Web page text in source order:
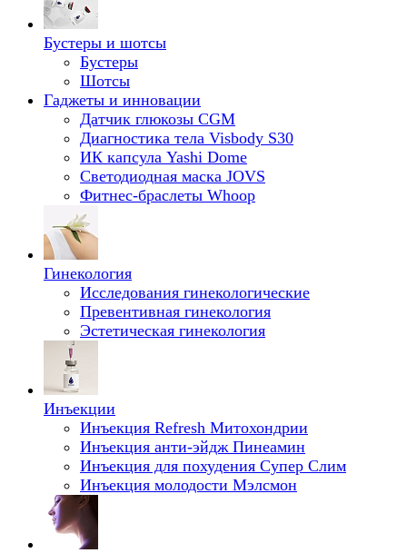
Бустеры и шотсы
Бустеры
Шотсы
Гаджеты и инновации
Датчик глюкозы CGM
Диагностика тела Visbody S30
ИК капсула Yashi Dome
Светодиодная маска JOVS
Фитнес-браслеты Whoop
Гинекология
Исследования гинекологические
Превентивная гинекология
Эстетическая гинекология
Инъекции
Инъекция Refresh Митохондрии
Инъекция анти-эйдж Пинеамин
Инъекция для похудения Супер Слим
Инъекция молодости Мэлсмон